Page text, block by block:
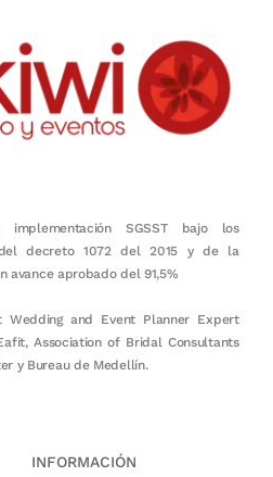
SGSST bajo los
del decreto 1072 del 2015 y de la
avance aprobado del 91,5%
Wedding and Event Planner Expert
Association of Bridal Consultants
y Bureau de Medellín.
INFORMACIÓN